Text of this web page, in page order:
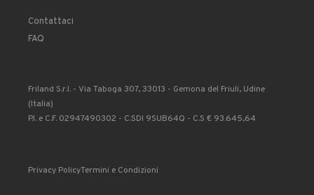
Contattaci
FAQ
Friland S.r.l. - Via Taboga 307, 33013 - Gemona del Friuli, Udine
(Italia)
P.I. e C.F. 02947490302 - C.SDI 9SUB64Q - C.S € 93.645,64
Privacy PolicyTermini e Condizioni